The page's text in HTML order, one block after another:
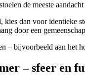
de meeste
kies dan voor identieke
door een
– bijvoorbeeld aan het
– sfeer en